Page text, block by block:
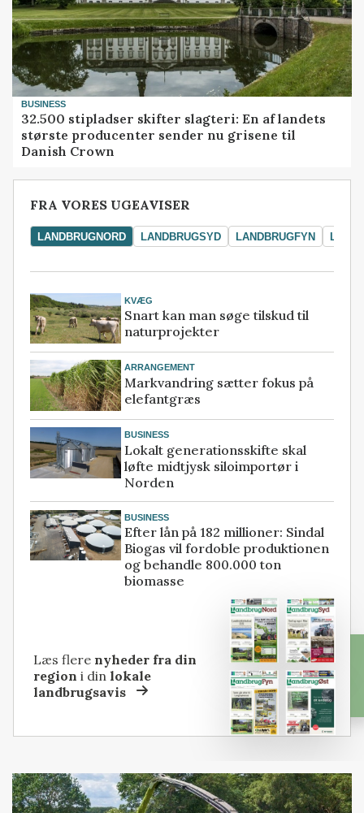
BUSINESS
32.500 stipladser skifter slagteri: En af landets
største producenter sender nu grisene til
Danish Crown
FRA VORES UGEAVISER
LANDBRUGNORD LANDBRUGSYD LANDBRUGFYN
KVÆG
Snart kan man søge tilskud til
naturprojekter
ARRANGEMENT
Markvandring sætter fokus på
elefantgræs
BUSINESS
Lokalt generationsskifte skal
løfte midtjysk siloimportør i
Norden
BUSINESS
Efter lån på 182 millioner: Sindal
Biogas vil fordoble produktionen
og behandle 800.000 ton
biomasse
Læs flere nyheder fra din
region i dinlokale
landbrugsavis